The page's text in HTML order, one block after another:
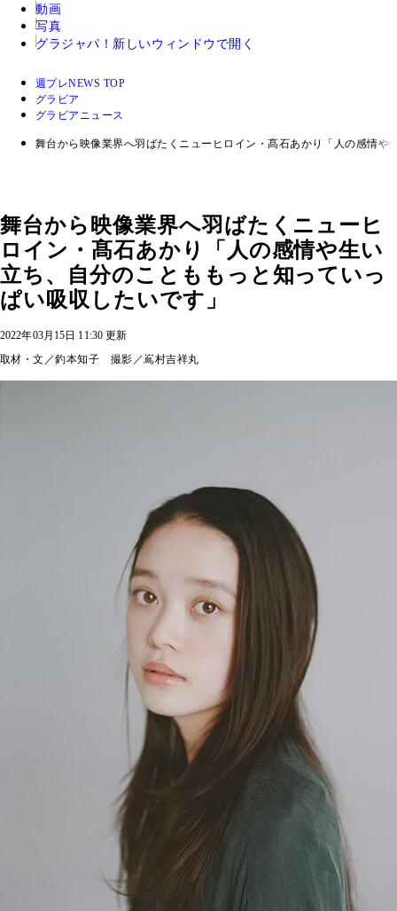
動画
写真
グラジャパ！ 新しいウィンドウで開く
週プレNEWS TOP
グラビア
グラビアニュース
舞台から映像業界へ羽ばたくニューヒロイン・髙石あかり「人の感情
舞台から映像業界へ羽ばたくニューヒ
ロイン・髙石あかり「人の感情や生い
立ち、自分のことももっと知っていっ
ぱい吸収したいです」
2022年03月15日 11:30 更新
取材・文／釣本知子 撮影／嶌村吉祥丸